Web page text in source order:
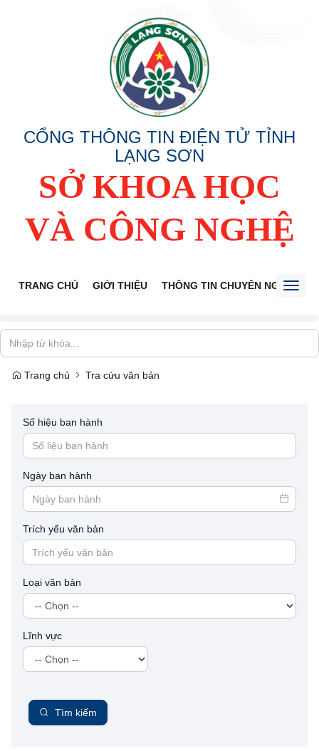
CỔNG THÔNG TIN ĐIỆN TỬ TỈNH
LẠNG SƠN
SỞ KHOA HỌC
VÀ CÔNG NGHỆ
TRANG CHỦ GIỚI THIỆU THÔNG TIN CHUYÊN NGÀNH
Trang chủ Tra cứu văn bản
Số hiệu ban hành
Ngày ban hành
Trích yếu văn bản
Loại văn bản
Lĩnh vực
Tìm kiếm